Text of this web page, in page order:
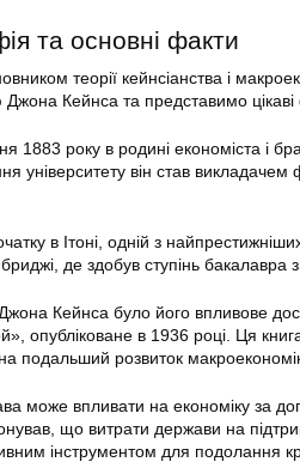
та основні факти
теорії кейнсіанства і
Джона Кейнса та представимо
року в родині економіста і
університету він став викладачем
в Ітоні, одній з
де здобув ступінь бакалавра
Кейнса було його впливове
опубліковане в 1936 році. Ця
на подальший розвиток
може впливати на економіку за
що витрати держави на
інструментом для подолання